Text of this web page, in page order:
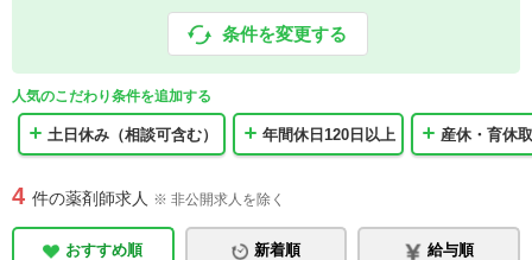
条件を変更する
人気のこだわり条件を追加する
土日休み（相談可含む） 年間休日120日以上 産休・育休
4 件の薬剤師求人 ※ 非公開求人を除く
おすすめ順 新着順 給与順